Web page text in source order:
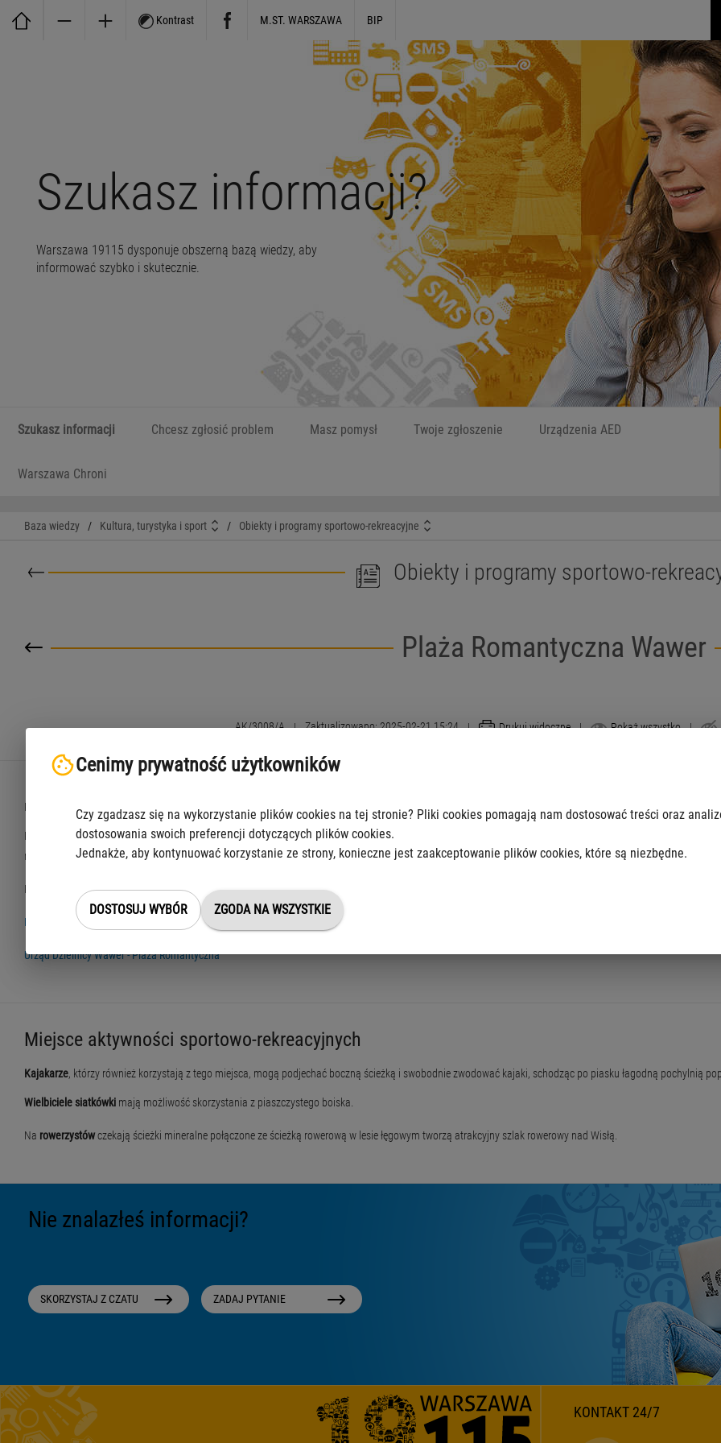
Kontrast M.ST. WARSZAWA BIP
Szukasz informacji?
Warszawa 19115 dysponuje obszerną bazą wiedzy, aby
informować szybko i skutecznie.
Szukasz informacji Chcesz zgłosić problem Masz pomysł Twoje zgłoszenie Urządzenia AED
Warszawa Chroni
Baza wiedzy / Kultura, turystyka i sport / Obiekty i programy sportowo-rekreacyjne
Obiekty i programy sportowo-
Plaża Romantyczna Wawer
AK/3008/A | Zaktualizowano: 2025-02-21 15:24 | Drukuj widoczne | Pokaż wszystko |
Plaża Romantyczna znajduje się w dzielnicy Wawer na końcu ulicy Rychnowskiej. Z Wału Miedzeszyńskiego należy skręcić w ulicę Romantyczną i dalej w ulicę
Plaża powstała w 2016 roku z inicjatywy Urzędu Dzielnicy Wawer, który co roku organizuje tu imprezy sportowe i kulturalne. Mieszkańcy korzystają ze ścieżek
rekreacyjna i malowniczy punkt widokowy nad samą Wisłą.
Plaża Romantyczna została laureatem Nagrody Architektonicznej Prezydenta Warszawy. To najlepsza przestrzeń publiczna 2021 roku! Plaża zdobyła także
Facebook Plaża Romantyczna Wawer
Urząd Dzielnicy Wawer - Plaża Romantyczna
Miejsce aktywności sportowo-rekreacyjnych
Kajakarze, którzy również korzystają z tego miejsca, mogą podjechać boczną ścieżką i swobodnie zwodować kajaki, schodząc po piasku łagodną pochylnią
Wielbiciele siatkówki mają możliwość skorzystania z piaszczystego boiska.
Na rowerzystówczekają ścieżki mineralne połączone ze ścieżką rowerową w lesie łęgowym tworzą atrakcyjny szlak rowerowy nad Wisłą.
Nie znalazłeś informacji?
SKORZYSTAJ Z CZATU ZADAJ PYTANIE
KONTAKT 24/7
Cenimy prywatność użytkowników
Czy zgadzasz się na wykorzystanie plików cookies na tej stronie? Pliki cookies pomagają nam dostosować treści oraz
dostosowania swoich preferencji dotyczących plików cookies.
Jednakże, aby kontynuować korzystanie ze strony, konieczne jest zaakceptowanie plików cookies, które są niezbędne.
DOSTOSUJ WYBÓR ZGODA NA WSZYSTKIE